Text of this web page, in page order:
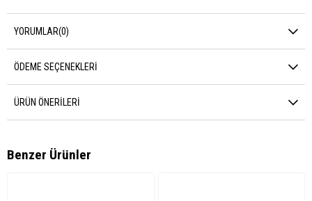
YORUMLAR(0)
ÖDEME SEÇENEKLERI
ÜRÜN ÖNERILERI
Benzer Ürünler